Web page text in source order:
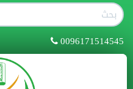
0096171514545